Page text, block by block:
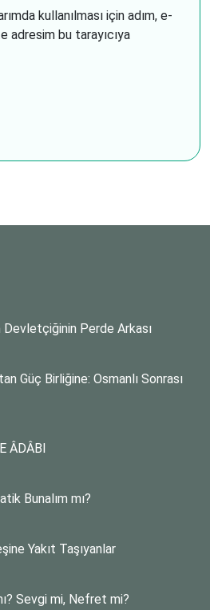
kullanılması için adım, e-
adresim bu tarayıcıya
Perde Arkası
Güç Birliğine: Osmanlı Sonrası
ÂDÂBI
Bunalım mı?
Yakıt Taşıyanlar
Sevgi mi, Nefret mi?